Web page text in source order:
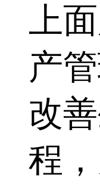
上
产
改
程